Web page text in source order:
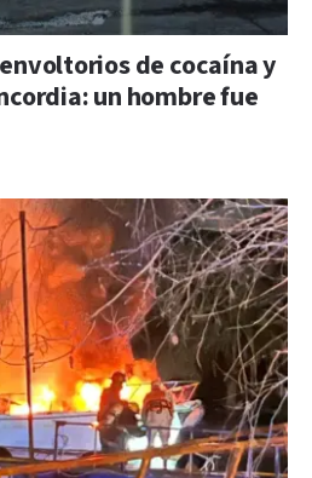
de cocaína y
un hombre fue